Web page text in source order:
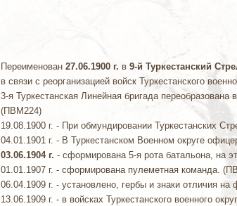
Переименован 27.06.1900 г. в 9-й Туркестанский
в связи с реорганизацией войск Туркестанского
3-я Туркестанская Линейная бригада
(ПВМ224)
19.08.1900 г. - При обмундировании Туркестанских
04.01.1901 г. - В Туркестанском Военном округе
03.06.1904 г. - сформирована 5-я рота батальона, на
01.01.1907 г. - сформирована пулеметная команда.
06.04.1909 г. - установлено, гербы и знаки отличия
13.06.1909 г. - в войсках Туркестанского военного